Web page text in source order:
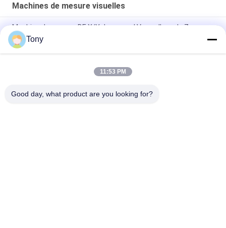
Machines de mesure visuelles
Machine de mesure DE X/Y du manuel Vmm d'axe de Z avec
0,5 um échelles de résolution
instrument de mesure de VMs d'échelle de la résolution 0.5um
la mesure de la vidéo C2515 de 250x150x150mm usine avec le
Tony
11:53 PM
Good day, what product are you looking for?